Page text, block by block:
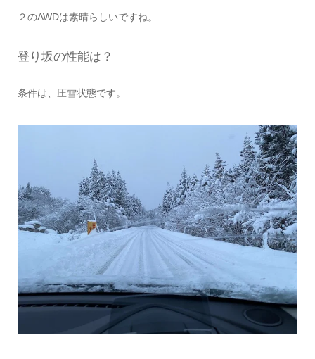
２のAWDは素晴らしいですね。
登り坂の性能は？
条件は、圧雪状態です。